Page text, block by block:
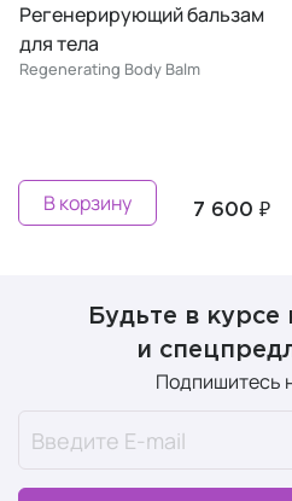
Регенерирующий бальзам
для тела
Regenerating Body Balm
7 600 ₽
В корзину
Будьте в
и
Подпишитесь